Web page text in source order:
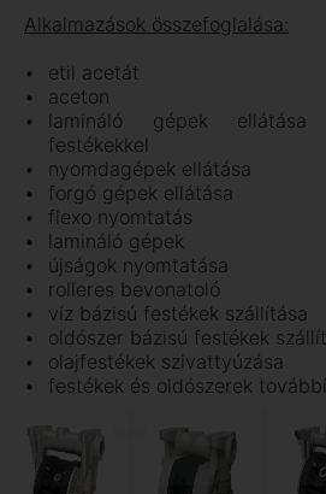
Alkalmazások összefoglalása:
etil acetát
aceton
lamináló gépek ellátása
festékekkel
nyomdagépek ellátása
forgó gépek ellátása
flexo nyomtatás
lamináló gépek
újságok nyomtatása
rolleres bevonatoló
víz bázisú festékek szállítása
oldószer bázisú festékek
olajfestékek szivattyúzása
festékek és oldószerek